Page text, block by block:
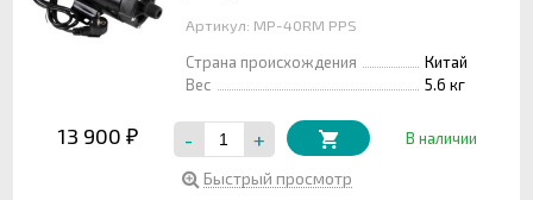
Артикул: MP-40RM PPS
Страна происхождения
Китай
Вес
5.6 кг
13 900 ₽ - + В наличии
Быстрый просмотр